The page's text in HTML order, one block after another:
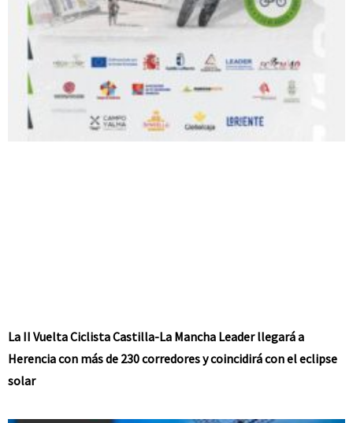
La II Vuelta Ciclista Castilla-La Mancha Leader llegará a
Herencia con más de 230 corredores y coincidirá con el eclipse
solar